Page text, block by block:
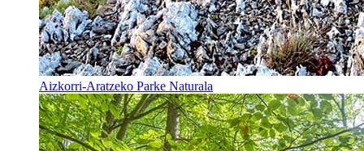
Aizkorri-Aratzeko Parke Naturala